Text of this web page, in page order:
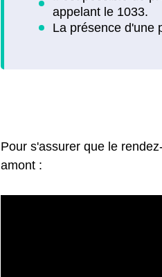
Pour s'assurer que le
amont :